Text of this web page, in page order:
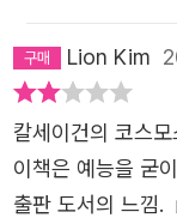
이해하고자 끝없
이룬 과학 덕분에
수십억 킬로미터의
문할 수 있게 된 세
세한 눈길은 휘황
사의 잊혀진 영웅
Lion Kim
칼세이건의 코스
이책은 예능을 굳
출판 도서의 느낌.